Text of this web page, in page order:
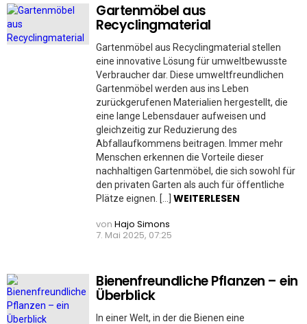
Gartenmöbel aus
Recyclingmaterial
Gartenmöbel aus Recyclingmaterial stellen
eine innovative Lösung für umweltbewusste
Verbraucher dar. Diese umweltfreundlichen
Gartenmöbel werden aus ins Leben
zurückgerufenen Materialien hergestellt, die
eine lange Lebensdauer aufweisen und
gleichzeitig zur Reduzierung des
Abfallaufkommens beitragen. Immer mehr
Menschen erkennen die Vorteile dieser
nachhaltigen Gartenmöbel, die sich sowohl für
den privaten Garten als auch für öffentliche
Plätze eignen. […] WEITERLESEN
von Hajo Simons
7. Mai 2025, 07:25
Bienenfreundliche Pflanzen – ein
Überblick
In einer Welt, in der die Bienen eine